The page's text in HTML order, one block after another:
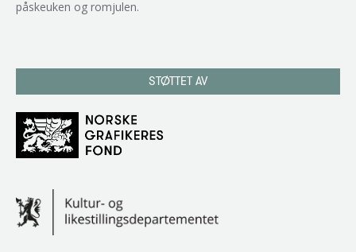
påskeuken og romjulen.
STØTTET AV